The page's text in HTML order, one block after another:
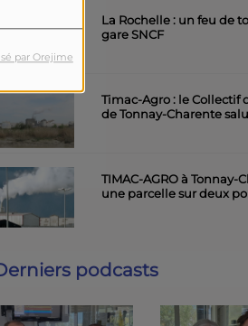
par Orejime
La Rochelle : un feu de
gare SNCF
Timac-Agro : le Collectif
de Tonnay-Charente
TIMAC-AGRO à Tonnay-
une parcelle sur deux
podcasts